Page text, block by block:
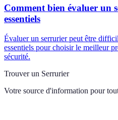
Comment bien évaluer un
essentiels
Évaluer un serrurier peut être
essentiels pour choisir le meilleur
sécurité.
Trouver un Serrurier
Votre source d'information pour